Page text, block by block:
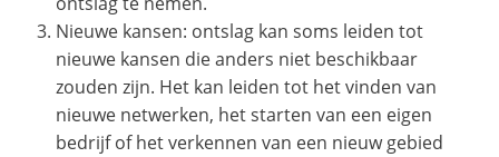
Nieuwe kansen: ontslag kan soms leiden tot
nieuwe kansen die anders niet beschikbaar
zouden zijn. Het kan leiden tot het vinden van
nieuwe netwerken, het starten van een eigen
bedrijf of het verkennen van een nieuw gebied